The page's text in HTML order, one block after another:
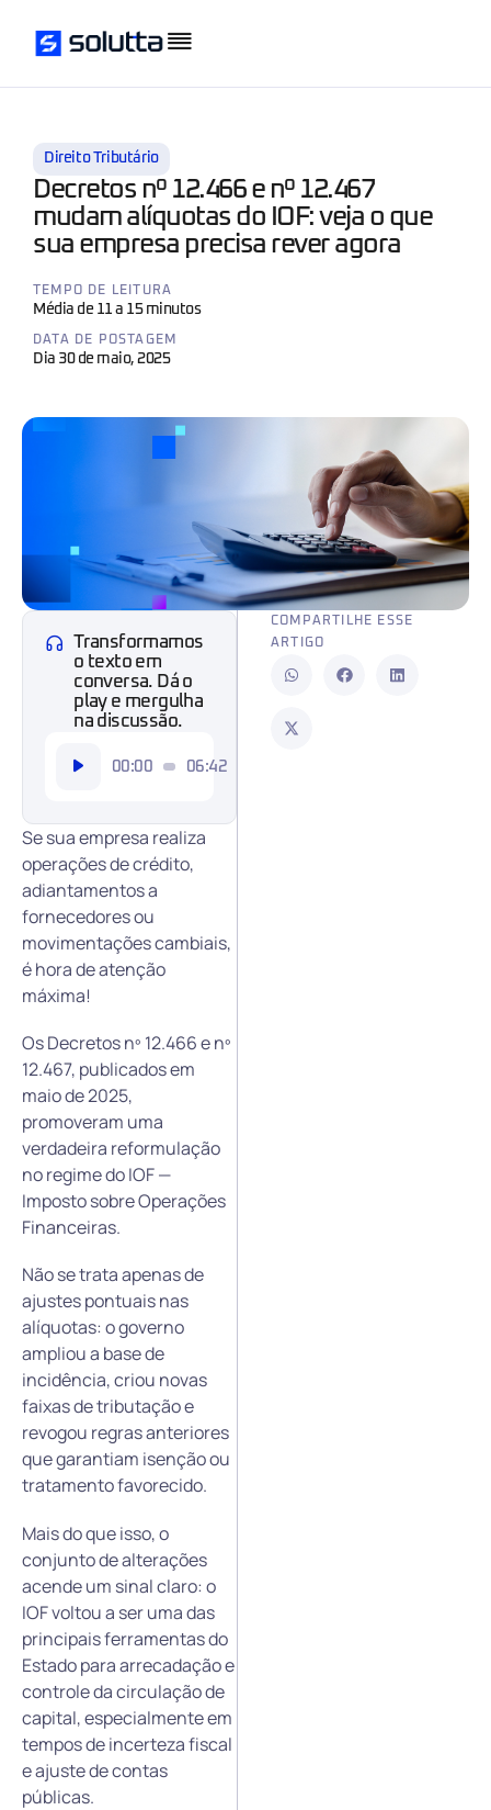
Direito Tributário
Decretos nº 12.466 e nº 12.467
mudam alíquotas do IOF: veja o que
sua empresa precisa rever agora
TEMPO DE LEITURA
Média de 11 a 15 minutos
DATA DE POSTAGEM
Dia 30 de maio, 2025
Transformamos
o texto em
conversa. Dá o
play e mergulha
na discussão.
Tocador00:00 06:42
Se sua empresa realiza
operações de crédito,
adiantamentos a
fornecedores ou
movimentações cambiais,
é hora de atenção
máxima!
Os Decretos nº 12.466 e nº
12.467, publicados em
maio de 2025,
promoveram uma
verdadeira reformulação
no regime do IOF —
Imposto sobre Operações
Financeiras.
Não se trata apenas de
ajustes pontuais nas
alíquotas: o governo
ampliou a base de
incidência, criou novas
faixas de tributação e
revogou regras anteriores
que garantiam isenção ou
tratamento favorecido.
Mais do que isso, o
conjunto de alterações
acende um sinal claro: o
IOF voltou a ser uma das
principais ferramentas do
Estado para arrecadação e
controle da circulação de
capital, especialmente em
tempos de incerteza fiscal
e ajuste de contas
públicas.
COMPARTILHE ESSE
ARTIGO